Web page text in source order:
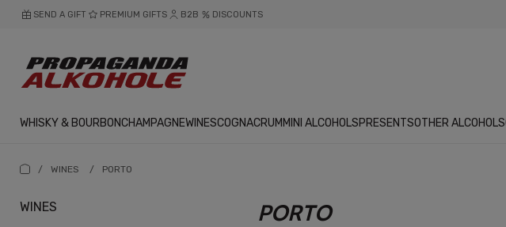
SEND A GIFT PREMIUM GIFTS B2B DISCOUNTS
WHISKY & BOURBONCHAMPAGNEWINESCOGNACRUM MINI ALCOHOLSPRESENTSOTHER ALCOHOLS
/ WINES / PORTO
WINES PORTO